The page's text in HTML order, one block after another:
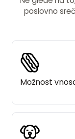
poslovno
Možnost